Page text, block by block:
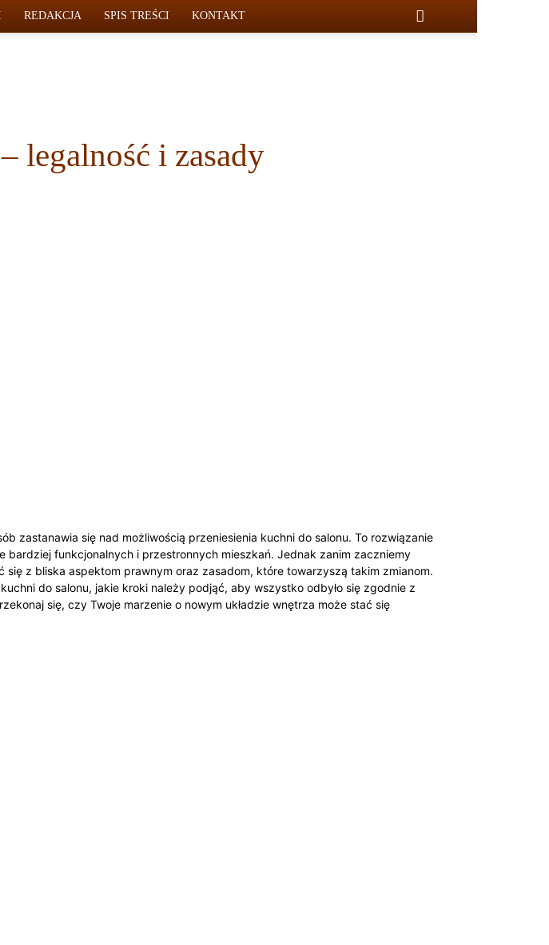
REDAKCJA SPIS TREŚCI KONTAKT
legalność i zasady
zastanawia się nad możliwością przeniesienia kuchni do salonu. To rozwiązanie
bardziej funkcjonalnych i przestronnych mieszkań. Jednak zanim zaczniemy
z bliska aspektom prawnym oraz zasadom, które towarzyszą takim zmianom.
do salonu, jakie kroki należy podjąć, aby wszystko odbyło się zgodnie z
się, czy Twoje marzenie o nowym układzie wnętrza może stać się